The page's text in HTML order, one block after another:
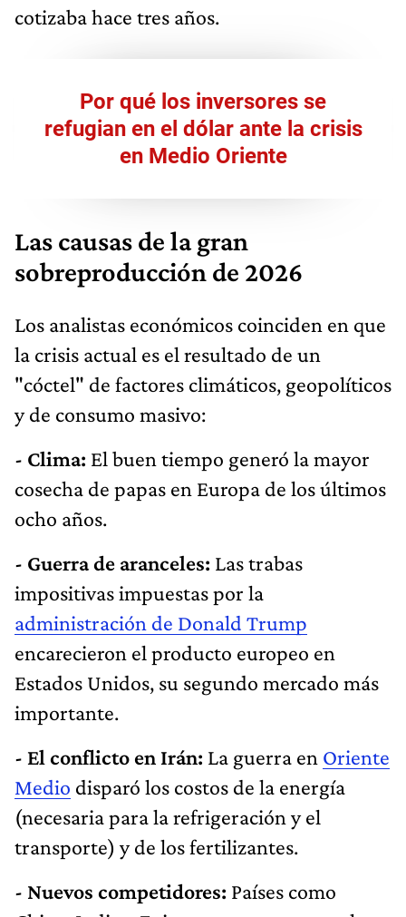
cotizaba hace tres años.
Por qué los inversores se
refugian en el dólar ante la crisis
en Medio Oriente
Las causas de la gran
sobreproducción de 2026
Los analistas económicos coinciden en que
la crisis actual es el resultado de un
"cóctel" de factores climáticos, geopolíticos
y de consumo masivo:
- Clima: El buen tiempo generó la mayor
cosecha de papas en Europa de los últimos
ocho años.
- Guerra de aranceles: Las trabas
impositivas impuestas por la
administración de Donald Trump
encarecieron el producto europeo en
Estados Unidos, su segundo mercado más
importante.
- El conflicto en Irán: La guerra en Oriente
Medio disparó los costos de la energía
(necesaria para la refrigeración y el
transporte) y de los fertilizantes.
- Nuevos competidores: Países como